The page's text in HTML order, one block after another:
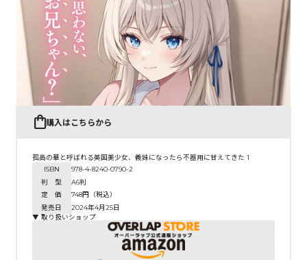
購入はこちらから
孤高の華と呼ばれる英国美少女、義妹になったら不器用に甘えてきた 1
ISBN
978-4-8240-0790-2
判 型
A6判
定 価
748円（税込）
発売日
2024年4月25日
▼ 取り扱いショップ